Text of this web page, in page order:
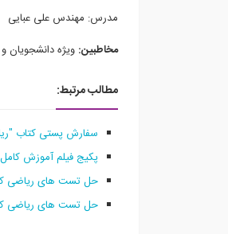
مدرس: مهندس علی عبایی
مخاطبین: ويژه دانشجويان
مطالب مرتبط:
سفارش پستی کتاب "ریاضی
پکیج فیلم آموزش
حل تست هاى رياضى كنكور ارشد ٩٧ رياضى عمومی
حل تست هاى رياضى كنكور ارشد ٩٧ رياضى عمومی